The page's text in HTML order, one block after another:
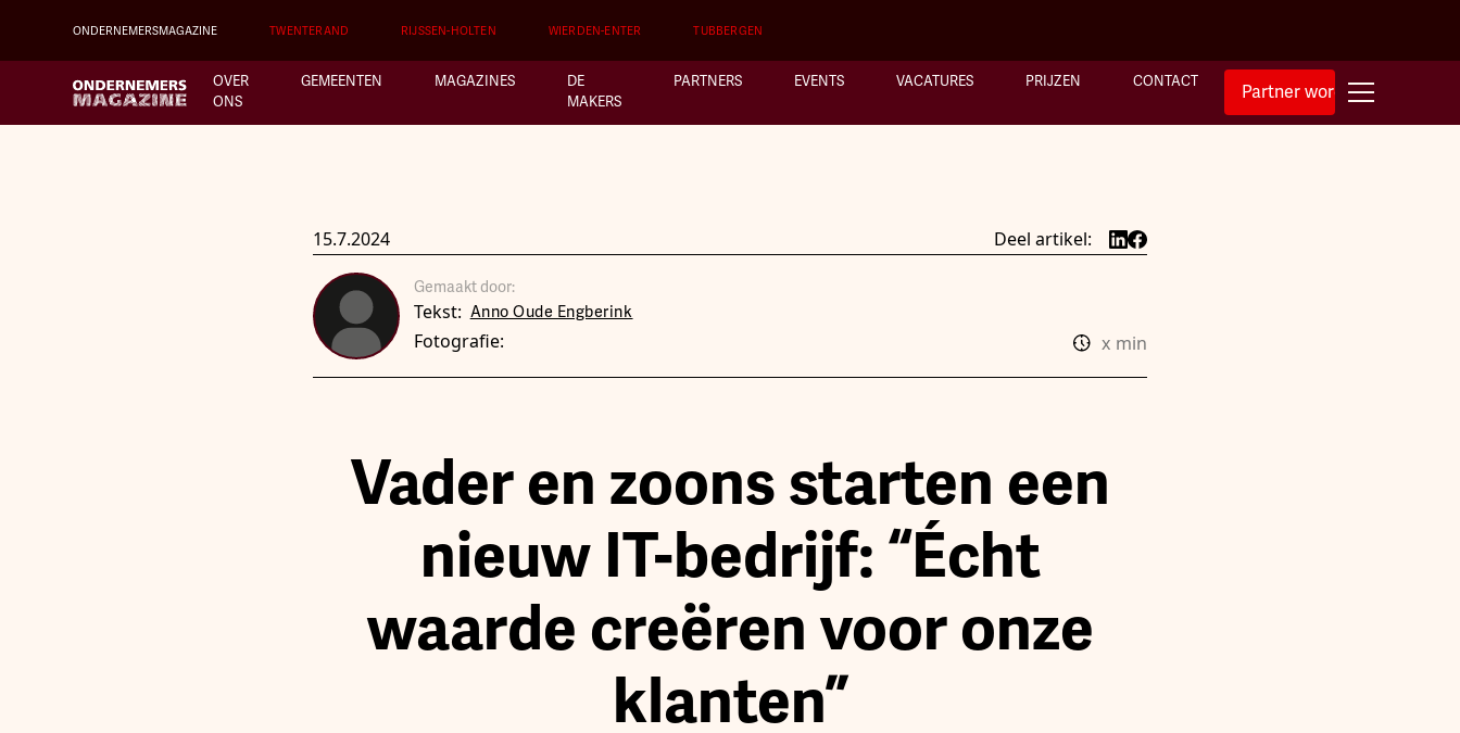
ONDERNEMERSMAGAZINE TWENTERAND RIJSSEN-HOLTEN WIERDEN-ENTER TUBBERGEN
OVER
ONS
GEMEENTEN MAGAZINES
DE
MAKERS
PARTNERS EVENTS VACATURES PRIJZEN CONTACT Partner worden
15.7.2024 Deel artikel:
Gemaakt door:
Tekst: Anno Oude Engberink
Fotografie: x min
Vader en zoons starten een
nieuw IT-bedrijf: “Écht
waarde creëren voor onze
klanten”